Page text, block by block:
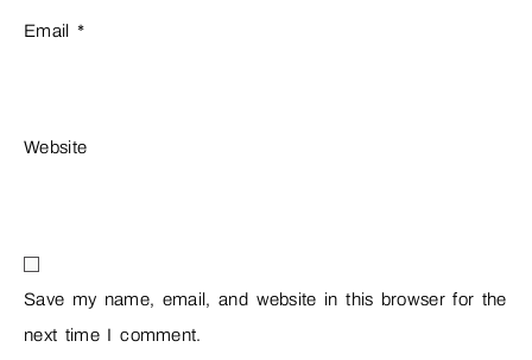
Email *
Website
Save my name, email, and website in this browser for the
next time I comment.